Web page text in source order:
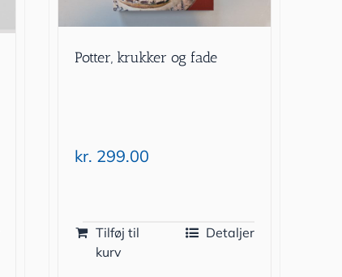
Potter, krukker og fade
kr. 299.00
Tilføj til
kurv
Detaljer